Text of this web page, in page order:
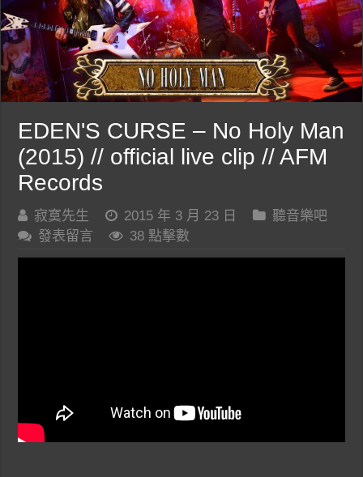
EDEN'S CURSE – No Holy Man
(2015) // official live clip // AFM
Records
寂寞先生 2015 年 3 月 23 日
聽音樂吧
發表留言
38 點擊數